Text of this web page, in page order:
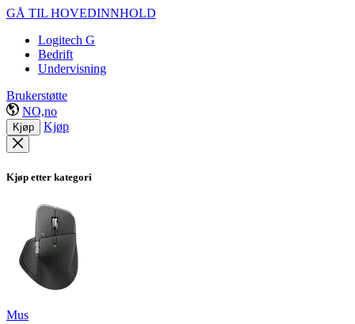
GÅ TIL HOVEDINNHOLD
Logitech G
Bedrift
Undervisning
Brukerstøtte
NO,no
Kjøp Kjøp
Kjøp etter kategori
Mus